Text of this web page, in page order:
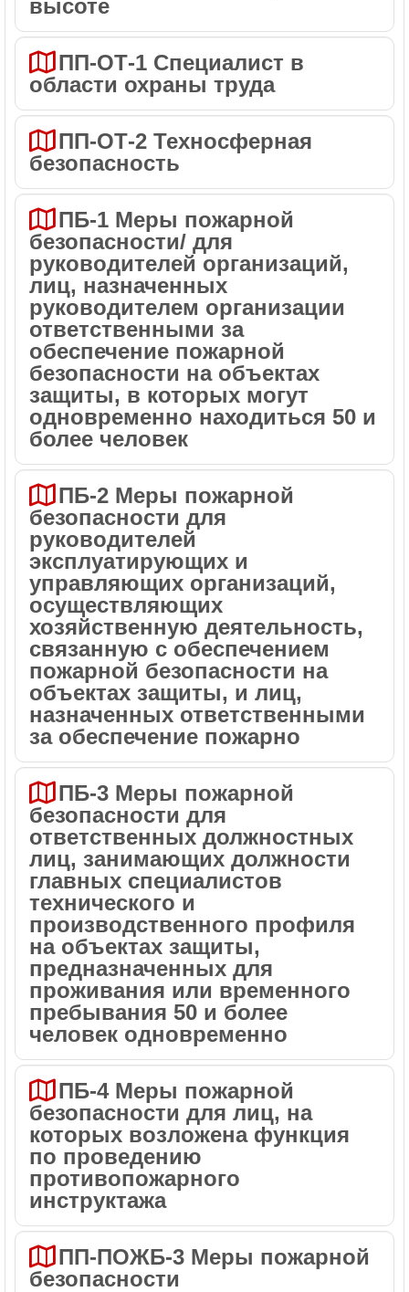
высоте
ПП-ОТ-1 Специалист в
области охраны труда
ПП-ОТ-2 Техносферная
безопасность
ПБ-1 Меры пожарной
безопасности/ для
руководителей организаций,
лиц, назначенных
руководителем организации
ответственными за
обеспечение пожарной
безопасности на объектах
защиты, в которых могут
одновременно находиться 50 и
более человек
ПБ-2 Меры пожарной
безопасности для
руководителей
эксплуатирующих и
управляющих организаций,
осуществляющих
хозяйственную деятельность,
связанную с обеспечением
пожарной безопасности на
объектах защиты, и лиц,
назначенных ответственными
за обеспечение пожарно
ПБ-3 Меры пожарной
безопасности для
ответственных должностных
лиц, занимающих должности
главных специалистов
технического и
производственного профиля
на объектах защиты,
предназначенных для
проживания или временного
пребывания 50 и более
человек одновременно
ПБ-4 Меры пожарной
безопасности для лиц, на
которых возложена функция
по проведению
противопожарного
инструктажа
ПП-ПОЖБ-3 Меры пожарной
безопасности